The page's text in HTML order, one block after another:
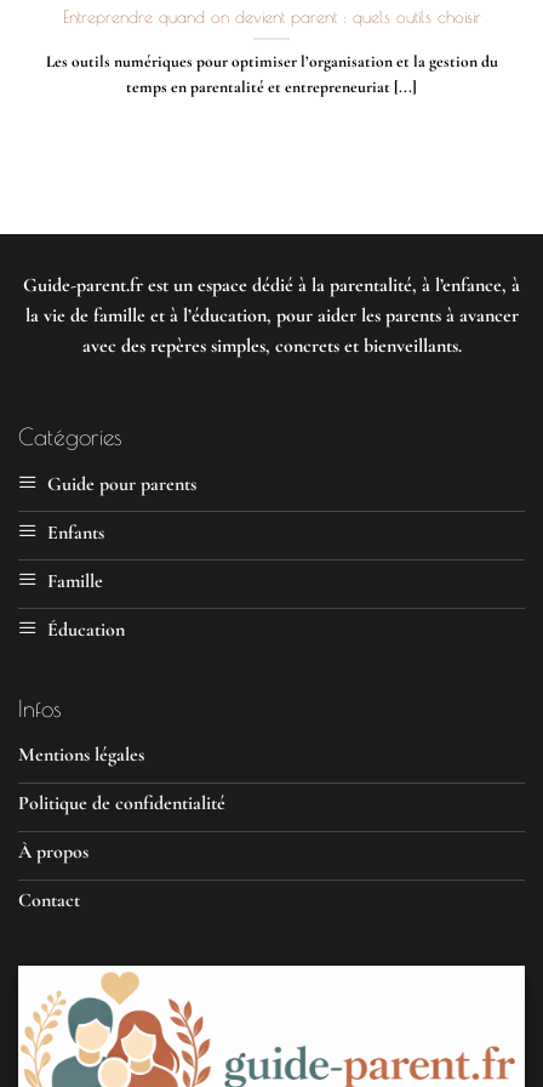
Entreprendre quand on devient parent : quels outils choisir
Les outils numériques pour optimiser l’organisation et la gestion du
temps en parentalité et entrepreneuriat [...]
Guide-parent.fr est un espace dédié à la parentalité, à l’enfance, à
la vie de famille et à l’éducation, pour aider les parents à avancer
avec des repères simples, concrets et bienveillants.
Catégories
Guide pour parents
Enfants
Famille
Éducation
Infos
Mentions légales
Politique de confidentialité
À propos
Contact